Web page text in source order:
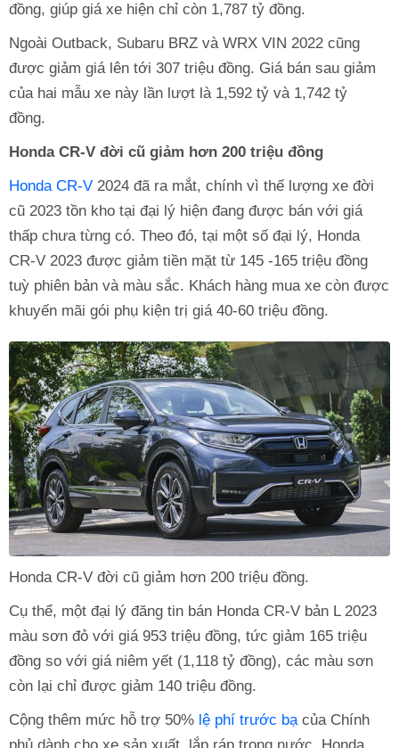
đồng, giúp giá xe hiện chỉ còn 1,787 tỷ đồng.
Ngoài Outback, Subaru BRZ và WRX VIN 2022 cũng
được giảm giá lên tới 307 triệu đồng. Giá bán sau giảm
của hai mẫu xe này lần lượt là 1,592 tỷ và 1,742 tỷ
đồng.
Honda CR-V đời cũ giảm hơn 200 triệu đồng
Honda CR-V 2024 đã ra mắt, chính vì thế lượng xe đời
cũ 2023 tồn kho tại đại lý hiện đang được bán với giá
thấp chưa từng có. Theo đó, tại một số đại lý, Honda
CR-V 2023 được giảm tiền mặt từ 145 -165 triệu đồng
tuỳ phiên bản và màu sắc. Khách hàng mua xe còn được
khuyến mãi gói phụ kiện trị giá 40-60 triệu đồng.
Honda CR-V đời cũ giảm hơn 200 triệu đồng.
Cụ thể, một đại lý đăng tin bán Honda CR-V bản L 2023
màu sơn đỏ với giá 953 triệu đồng, tức giảm 165 triệu
đồng so với giá niêm yết (1,118 tỷ đồng), các màu sơn
còn lại chỉ được giảm 140 triệu đồng.
Cộng thêm mức hỗ trợ 50% lệ phí trước bạcủa Chính